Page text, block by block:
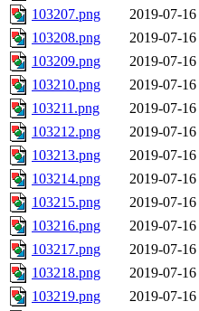
103207.png
2019-07-16
103208.png
2019-07-16
103209.png
2019-07-16
103210.png
2019-07-
103211.png
2019-07-
103212.png
2019-07-
103213.png
2019-07-
103214.png
2019-07-
103215.png
2019-07-
103216.png
2019-07-
103217.png
2019-07-
103218.png
2019-07-
103219.png
2019-07-